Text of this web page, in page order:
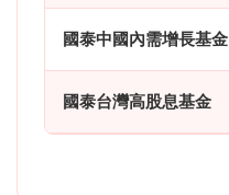
國泰中國內需增長基金
國泰台灣高股息基金